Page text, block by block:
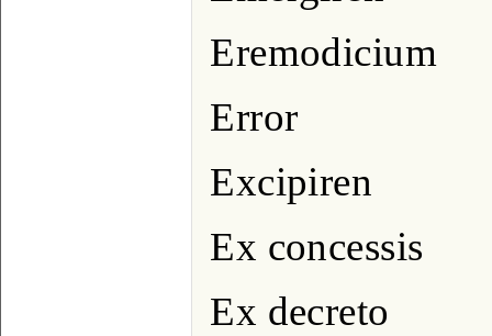
Eremodicium
Error
Excipiren
Ex concessis
Ex decreto